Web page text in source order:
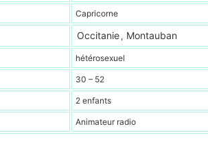
Capricorne
Occitanie , Montauban
hétérosexuel
30 – 52
2 enfants
Animateur radio